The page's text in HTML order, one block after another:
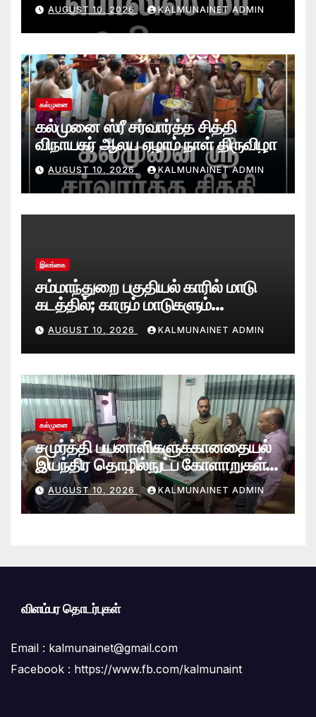
AUGUST 10, 2026 KALMUNAINET ADMIN
கல்முனை
கல்முனை ஸ்ரீ சர்வார்த்த சித்தி
விநாயகர் ஆலய ஏழாம் நாள் திருவிழா
AUGUST 10, 2026 KALMUNAINET ADMIN
இலங்கை
சம்மாந்துறை பகுதியல் காரில் மாடு
கடத்தில்; காரும் மாடுகளும்
பொலிஸாரால் பறிமுதல்
AUGUST 10, 2026 KALMUNAINET ADMIN
கல்முனை
சமுர்த்தி பயனாளிகளுக்கானதையல்
இயந்திர தொழில்நுட்ப கோளாறுகள்
மற்றும் திருத்தம் தொடர்பான பயிற்சி.
AUGUST 10, 2026 KALMUNAINET ADMIN
விளம்பர தொடர்புகள்
Email : kalmunainet@gmail.com
Facebook : https://www.fb.com/kalmunaint